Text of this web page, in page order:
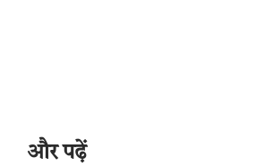
और पढ़ें